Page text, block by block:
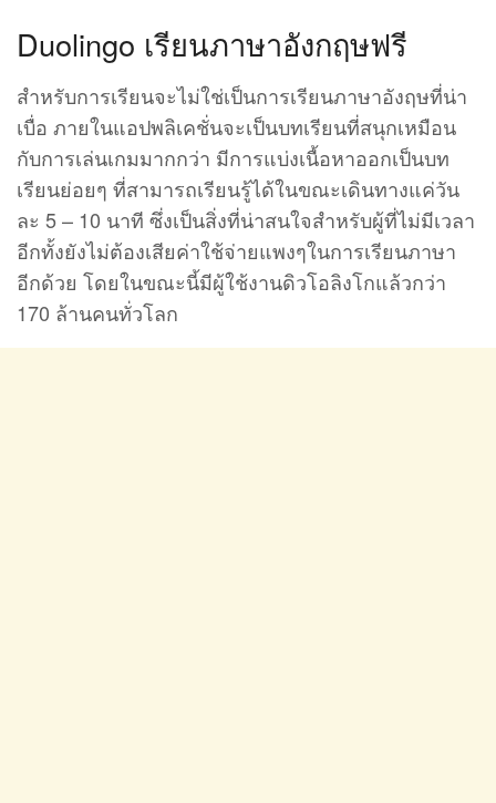
Duolingo เรียนภาษาอังกฤษฟรี
สำหรับการเรียนจะไม่ใช่เป็นการเรียนภาษาอังฤษที่น่า
เบื่อ ภายในแอปพลิเคชั่นจะเป็นบทเรียนที่สนุกเหมือน
กับการเล่นเกมมากกว่า มีการแบ่งเนื้อหาออกเป็นบท
เรียนย่อยๆ ที่สามารถเรียนรู้ได้ในขณะเดินทางแค่วัน
ละ 5 – 10 นาที ซึ่งเป็นสิ่งที่น่าสนใจสำหรับผู้ที่ไม่มีเวลา
อีกทั้งยังไม่ต้องเสียค่าใช้จ่ายแพงๆในการเรียนภาษา
อีกด้วย โดยในขณะนี้มีผู้ใช้งานดิวโอลิงโกแล้วกว่า
170 ล้านคนทั่วโลก